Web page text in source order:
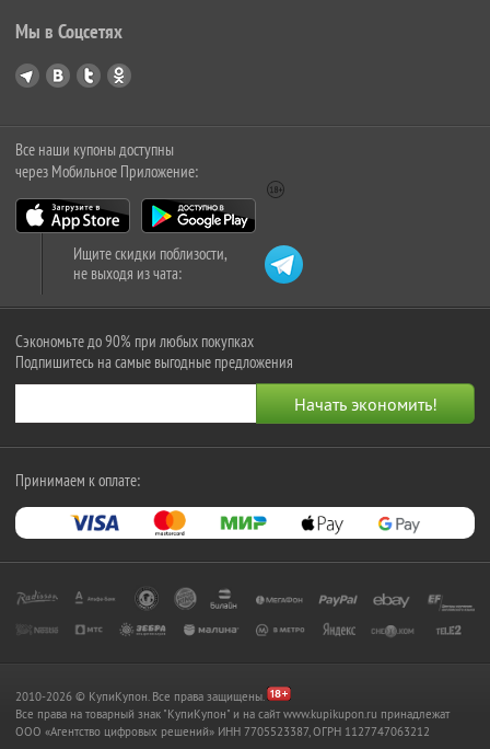
Мы в Соцсетях
Все наши купоны доступны
через Мобильное Приложение:
Ищите скидки поблизости,
не выходя из чата:
Сэкономьте до 90% при любых покупках
Подпишитесь на самые выгодные предложения
Принимаем к оплате:
2010-2026 © КупиКупон. Все права защищены.
Все права на товарный знак "КупиКупон" и на сайт www.kupikupon.ru принадлежат
OOO «Агентство цифровых решений» ИНН 7705523387, ОГРН 1127747063212